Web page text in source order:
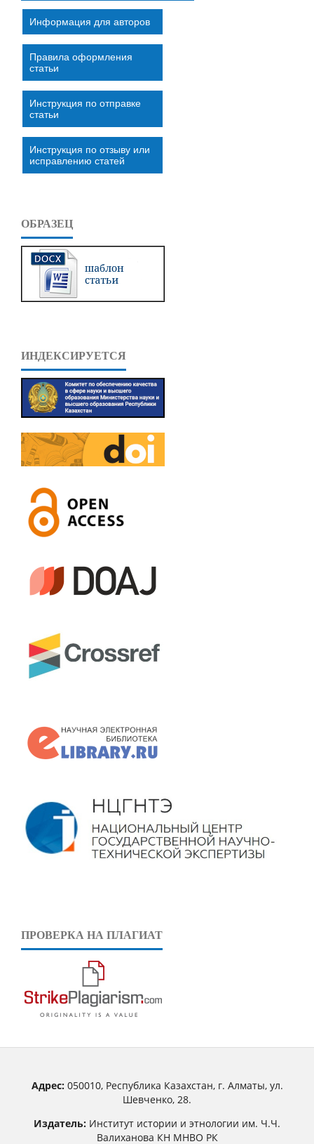
Информация для авторов
Правила оформления
статьи
Инструкция по отправке
статьи
Инструкция по отзыву или
исправлению статей
ОБРАЗЕЦ
ИНДЕКСИРУЕТСЯ
ПРОВЕРКА НА ПЛАГИАТ
Адрес:050010, Республика Казахстан, г. Алматы, ул.
Шевченко, 28.
Издатель: Институт истории и этнологии им. Ч.Ч.
Валиханова КН МНВО РК